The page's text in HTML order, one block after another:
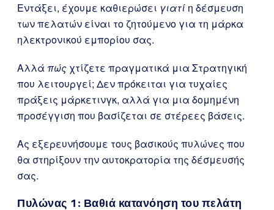
Εντάξει, έχουμε καθιερώσει γιατί η δέσμευση
των πελατών είναι το ζητούμενο για τη μάρκα
ηλεκτρονικού εμπορίου σας.
Αλλά πώς χτίζετε πραγματικά μια Στρατηγική
που λειτουργεί; Δεν πρόκειται για τυχαίες
πράξεις μάρκετινγκ, αλλά για μια δομημένη
προσέγγιση που βασίζεται σε στέρεες βάσεις.
Ας εξερευνήσουμε τους βασικούς πυλώνες που
θα στηρίξουν την αυτοκρατορία της δέσμευσής
σας.
Πυλώνας 1: Βαθιά κατανόηση του πελάτη